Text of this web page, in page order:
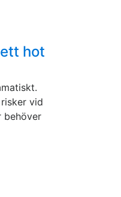
hot
vid
behöver